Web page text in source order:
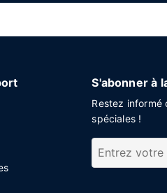
S'abonner à
Restez informé
spéciales !